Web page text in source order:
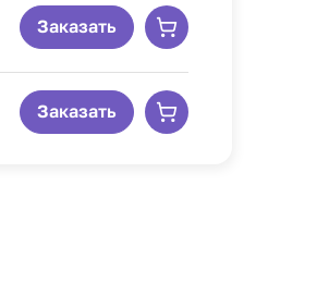
Заказать
Заказать